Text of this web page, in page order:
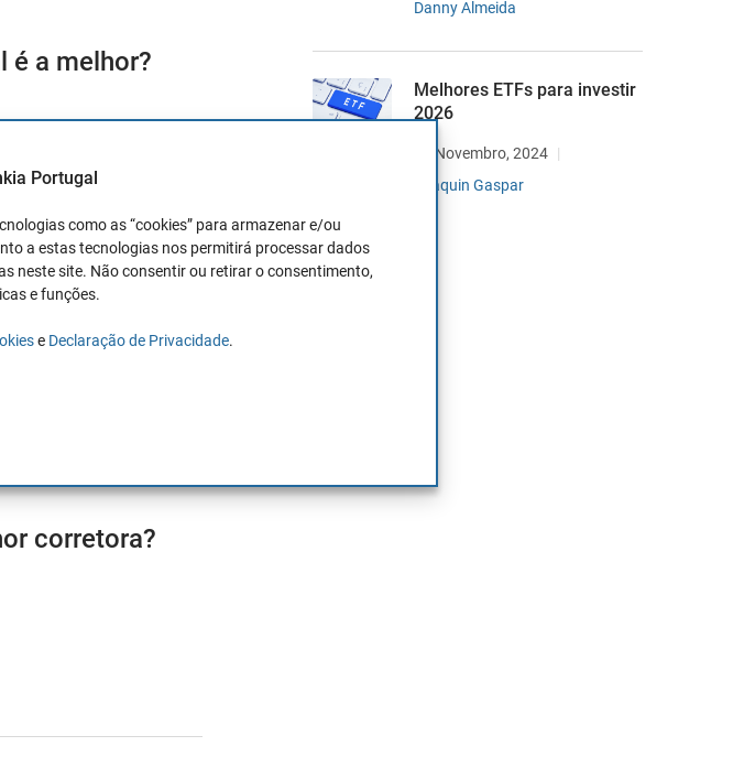
Portugal
como as “cookies” para armazenar e/ou
a estas tecnologias nos permitirá processar dados
neste site. Não consentir ou retirar o consentimento,
e funções.
e Declaração de Privacidade.
é a melhor?
corretora?
Danny Almeida
Melhores ETFs para investir
2026
20 Novembro, 2024
Joaquin Gaspar